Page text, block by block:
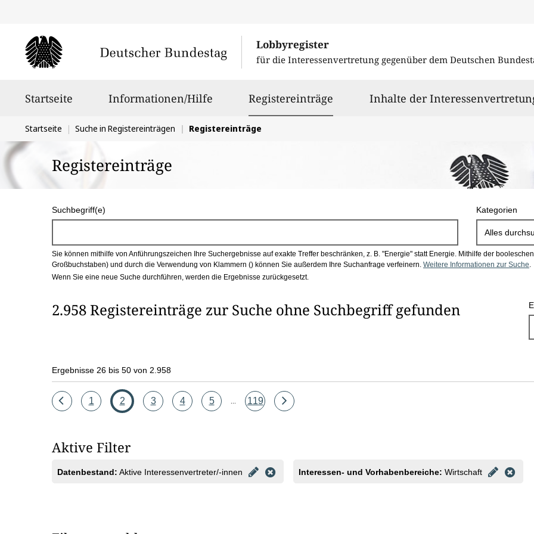
Lobbyregister
für die Interessenvertretung gegenüber dem Deutschen
Startseite Informationen/Hilfe Registereinträge ausgewähltInhalte der
Sie
befinden
sich
hier:
Startseite Suche in Registereinträgen Registereinträge
Registereinträge
u
c
h
b
o
Suchbegriff(e) Kategorien
Alles
Sie können mithilfe von Anführungszeichen Ihre Suchergebnisse auf exakte Treffer beschränken, z. B. "Energie" statt Energie. Mithilfe der
Großbuchstaben) und durch die Verwendung von Klammern () können Sie außerdem Ihre Suchanfrage verfeinern. Weitere Informationen zur Suche.
Wenn Sie eine neue Suche durchführen, werden die Ergebnisse zurückgesetzt.
2.958 Registereinträge zur Suche ohne Suchbegriff gefunden
Ergebnisse 26 bis 50 von 2.958
Eine
Seite
1 Seite
2 Seite
3 Seite
4 Seite
5 Seite
119
Eine
Aktive Filter
Datenbestand: Aktive Interessenvertreter/-innen Interessen- und Vorhabenbereiche: Wirtschaft